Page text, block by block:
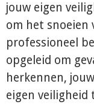
jouw eigen
om het snoeien
professioneel
opgeleid om
herkennen,
eigen veiligheid